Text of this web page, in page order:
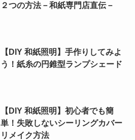
２つの方法－和紙専門店直伝－
【DIY 和紙照明】手作りしてみよ
う！紙糸の円錐型ランプシェード
【DIY 和紙照明】初心者でも簡
単！失敗しないシーリングカバー
リメイク方法